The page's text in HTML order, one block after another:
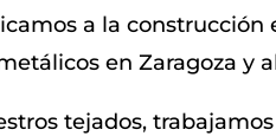
a la construcción
en Zaragoza y
tejados,